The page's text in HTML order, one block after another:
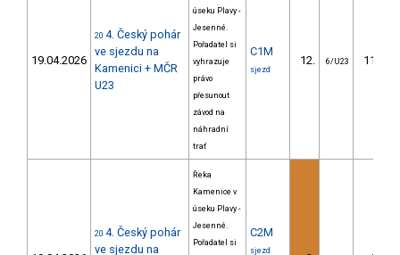
19.04.2026
20 4. Český pohár
ve sjezdu na
Kamenici + MČR
U23
úseku Plavy -
Jesenné.
Pořadatel si
vyhrazuje
právo
přesunout
závod na
náhradní
trať
C1M
sjezd
12. 6/U23 114.45
20 4. Český pohár
ve sjezdu na
Řeka
Kamenice v
úseku Plavy -
Jesenné.
Pořadatel si
C2M
sjezd